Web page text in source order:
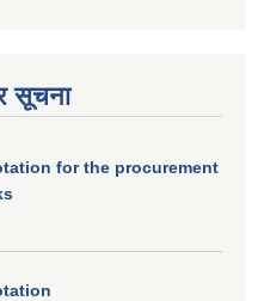
सूचना
for the procurement